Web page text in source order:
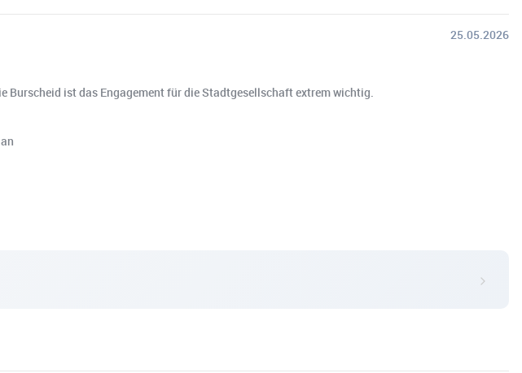
25.05.2026
Burscheid ist das Engagement für die Stadtgesellschaft extrem wichtig.